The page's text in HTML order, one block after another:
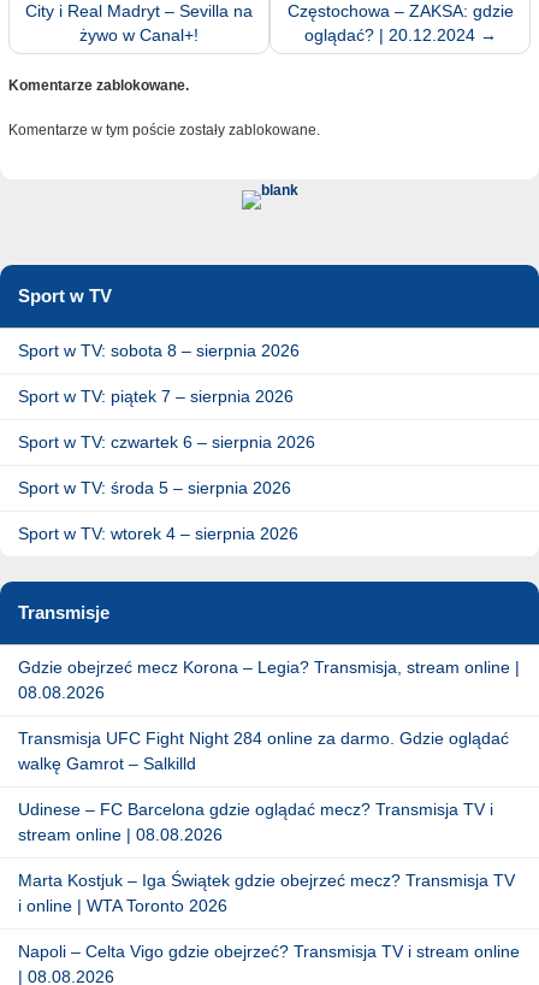
City i Real Madryt – Sevilla na
żywo w Canal+!
Częstochowa – ZAKSA: gdzie
oglądać? | 20.12.2024 →
Komentarze zablokowane.
Komentarze w tym poście zostały zablokowane.
Sport w TV
Sport w TV: sobota 8 – sierpnia 2026
Sport w TV: piątek 7 – sierpnia 2026
Sport w TV: czwartek 6 – sierpnia 2026
Sport w TV: środa 5 – sierpnia 2026
Sport w TV: wtorek 4 – sierpnia 2026
Transmisje
Gdzie obejrzeć mecz Korona – Legia? Transmisja, stream online |
08.08.2026
Transmisja UFC Fight Night 284 online za darmo. Gdzie oglądać
walkę Gamrot – Salkilld
Udinese – FC Barcelona gdzie oglądać mecz? Transmisja TV i
stream online | 08.08.2026
Marta Kostjuk – Iga Świątek gdzie obejrzeć mecz? Transmisja TV
i online | WTA Toronto 2026
Napoli – Celta Vigo gdzie obejrzeć? Transmisja TV i stream online
| 08.08.2026